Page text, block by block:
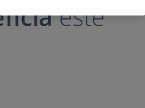
este